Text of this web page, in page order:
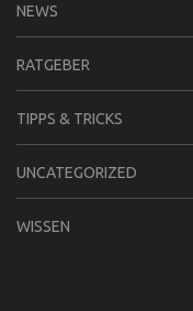
NEWS
RATGEBER
TIPPS & TRICKS
UNCATEGORIZED
WISSEN